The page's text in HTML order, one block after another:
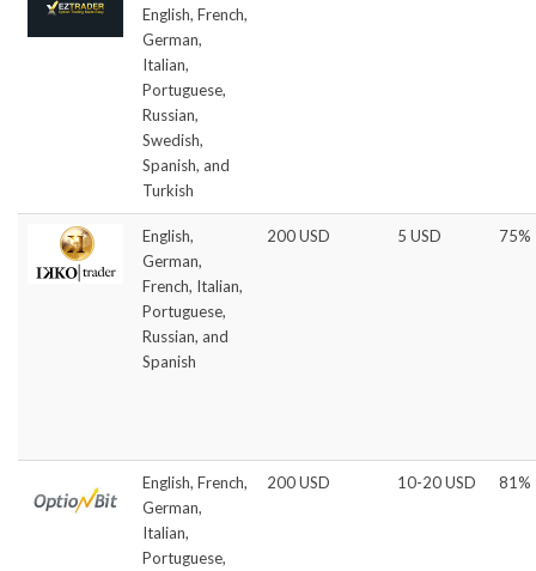
English, French,
German,
Italian,
Portuguese,
Russian,
Swedish,
Spanish, and
Turkish
English,
German,
French, Italian,
Portuguese,
Russian, and
Spanish
200 USD 5 USD 75%
English, French,
German,
Italian,
Portuguese,
200 USD 10-20 USD 81%